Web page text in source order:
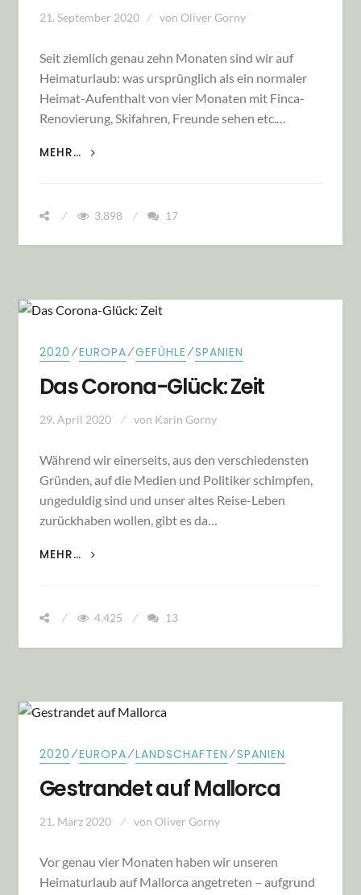
21. September 2020 von Oliver Gorny
Seit ziemlich genau zehn Monaten sind wir auf
Heimaturlaub: was ursprünglich als ein normaler
Heimat-Aufenthalt von vier Monaten mit Finca-
Renovierung, Skifahren, Freunde sehen etc.…
MEHR…
BREAKING NEWS: WIR FLIEGEN WIEDER NACH
3.898 17
2020 ⁄EUROPA⁄GEFÜHLE ⁄SPANIEN
Das Corona-Glück: Zeit
29. April 2020 von Karin Gorny
Während wir einerseits, aus den verschiedensten
Gründen, auf die Medien und Politiker schimpfen,
ungeduldig sind und unser altes Reise-Leben
zurückhaben wollen, gibt es da…
MEHR… DAS CORONA-GLÜCK: ZEIT
4.425 13
2020 ⁄EUROPA⁄LANDSCHAFTEN ⁄SPANIEN
Gestrandet auf Mallorca
21. März 2020 von Oliver Gorny
Vor genau vier Monaten haben wir unseren
Heimaturlaub auf Mallorca angetreten – aufgrund